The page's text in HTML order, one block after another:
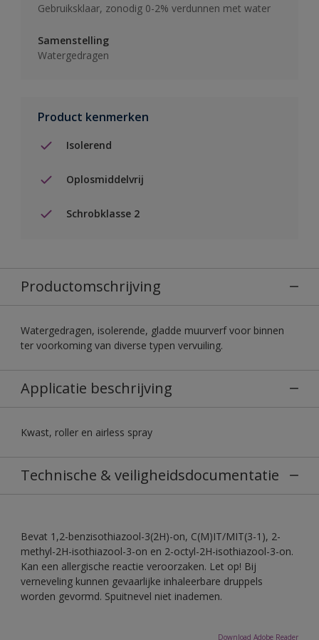
Gebruiksklaar, zonodig 0-2% verdunnen met water
Samenstelling
Watergedragen
Product kenmerken
Isolerend
Oplosmiddelvrij
Schrobklasse 2
Productomschrijving
Watergedragen, isolerende, gladde muurverf voor binnen
ter voorkoming van diverse typen vervuiling.
Applicatie beschrijving
Kwast, roller en airless spray
Technische & veiligheidsdocumentatie
Bevat 1,2-benzisothiazool-3(2H)-on, C(M)IT/MIT(3-1), 2-
methyl-2H-isothiazool-3-on en 2-octyl-2H-isothiazool-3-on.
Kan een allergische reactie veroorzaken. Let op! Bij
verneveling kunnen gevaarlijke inhaleerbare druppels
worden gevormd. Spuitnevel niet inademen.
Download Adobe Reader